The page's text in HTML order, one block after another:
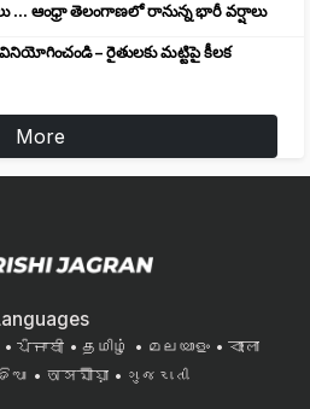
... ఆంధ్రా తెలంగాణలో రానున్న భారీ వర్షాలు
– రైతులకు మట్టిపై కీలక
More
ਪੰਜਾਬੀ தமிழ் മലയാളം
বাংলা
অসমীয়া ગુજરાતી